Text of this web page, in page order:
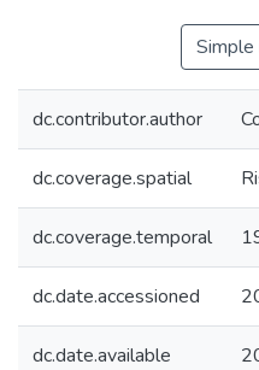
dc.contributor.author
dc.coverage.spatial
dc.coverage.temporal
dc.date.accessioned
dc.date.available